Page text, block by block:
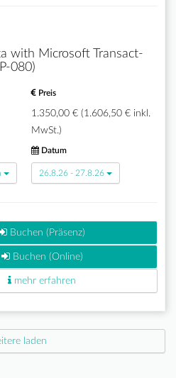
with Microsoft Transact-
080)
Preis
1.350,00 € (1.606,50 € inkl.
MwSt.)
Datum
26.8.26 - 27.8.26
Buchen (Präsenz)
Buchen (Online)
mehr erfahren
laden